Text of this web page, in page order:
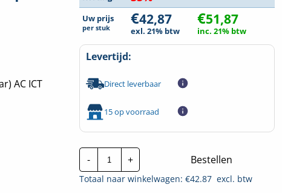
AC ICT
Uw prijs
per stuk €42,87
exl. 21% btw
€51,87
inc. 21% btw
Levertijd:
Direct leverbaar
15 op voorraad
-
Schneider
Electric
Installatiehulpsch.
|
+ Bestellen
Totaal naar winkelwagen: €42.87excl. btw